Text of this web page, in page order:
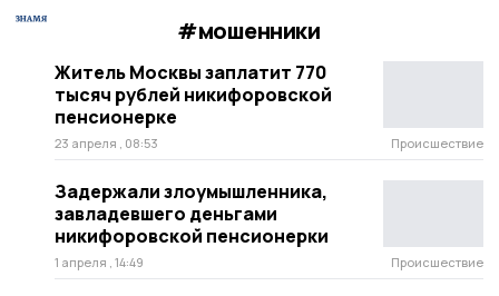
#мошенники
Житель Москвы заплатит 770
тысяч рублей никифоровской
пенсионерке
23 апреля , 08:53 Происшествие
Задержали злоумышленника,
завладевшего деньгами
никифоровской пенсионерки
1 апреля , 14:49 Происшествие